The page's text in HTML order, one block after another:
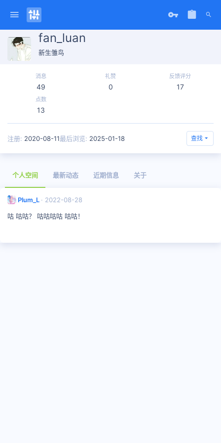
fan_luan
新生雏鸟
消息
49
礼赞
0
反馈评分
17
点数
13
注册 2020-08-11最后浏览 2025-01-18 查找
个人空间 最新动态 近期信息 关于
Plum_L 2022-08-28
咕 咕咕？ 咕咕咕咕 咕咕！